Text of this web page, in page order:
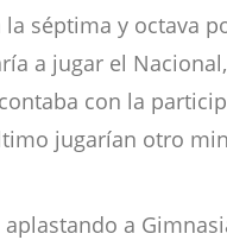
séptima y octava
a jugar el
con la
jugarían otro
a